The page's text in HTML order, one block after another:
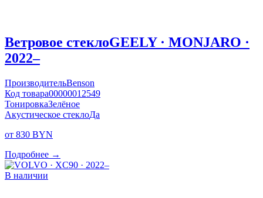
Ветровое стеклоGEELY · MONJARO ·
2022–
ПроизводительBenson
Код товара00000012549
ТонировкаЗелёное
Акустическое стеклоДа
от 830 BYN
Подробнее →
В наличии